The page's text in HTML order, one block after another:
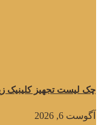
چک لیست تجهیز کلینیک
آگوست 6, 2026